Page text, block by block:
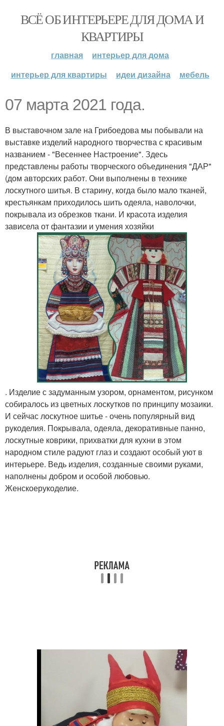
ВСЁ ОБ ИНТЕРЬЕРЕ ДЛЯ ДОМА И
КВАРТИРЫ
главная
интерьер для дома
интерьер для квартиры
идеи дизайна мебель
07 марта 2021 года.
В выставочном зале на Грибоедова мы побывали на
выставке изделий народного творчества с красивым
названием - "Весеннее Настроение". Здесь
представлены работы творческого объединения "ДАР"
(дом авторских работ. Они выполнены в технике
лоскутного шитья. В старину, когда было мало тканей,
крестьянкам приходилось шить одеяла, наволочки,
покрывала из обрезков ткани. И красота изделия
зависела от фантазии и умения хозяйки
. Изделие с задуманным узором, орнаментом, рисунком
собиралось из цветных лоскутков по принципу мозаики.
И сейчас лоскутное шитье - очень популярный вид
рукоделия. Покрывала, одеяла, декоративные панно,
лоскутные коврики, прихватки для кухни в этом
народном стиле радуют глаз и создают особый уют в
интерьере. Ведь изделия, созданные своими руками,
наполнены добром и особой любовью.
Женскоерукоделие.